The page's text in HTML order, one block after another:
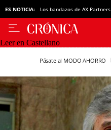
ES NOTICIA: Los bandazos de AX Partners
Leer en Castellano
Pásate al MODO AHORRO